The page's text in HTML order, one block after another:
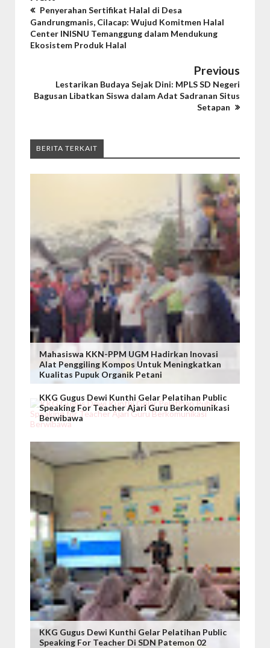
Penyerahan Sertifikat Halal di Desa
Gandrungmanis, Cilacap: Wujud Komitmen Halal
Center INISNU Temanggung dalam Mendukung
Ekosistem Produk Halal
Previous
Lestarikan Budaya Sejak Dini: MPLS SD Negeri
Bagusan Libatkan Siswa dalam Adat Sadranan Situs
Setapan
BERITA TERKAIT
Mahasiswa KKN-PPM UGM Hadirkan Inovasi
Alat Penggiling Kompos Untuk Meningkatkan
Kualitas Pupuk Organik Petani
KKG Gugus Dewi Kunthi Gelar Pelatihan Public
Speaking For Teacher Ajari Guru Berkomunikasi
Berwibawa
KKG Gugus Dewi Kunthi Gelar Pelatihan Public
Speaking For Teacher Di SDN Patemon 02